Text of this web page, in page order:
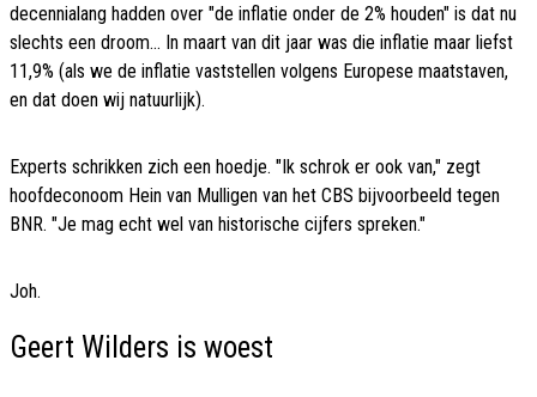
decennialang hadden over "de inflatie onder de 2% houden" is dat nu
slechts een droom... In maart van dit jaar was die inflatie maar liefst
11,9% (als we de inflatie vaststellen volgens Europese maatstaven,
en dat doen wij natuurlijk).
Experts schrikken zich een hoedje. "Ik schrok er ook van," zegt
hoofdeconoom Hein van Mulligen van het CBS bijvoorbeeld tegen
BNR. "Je mag echt wel van historische cijfers spreken."
Joh.
Geert Wilders is woest